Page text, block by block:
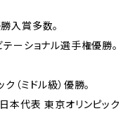
入賞多数。
ーショナル選手権優勝。
（ミドル級）優勝。
本代表 東京オリンピック